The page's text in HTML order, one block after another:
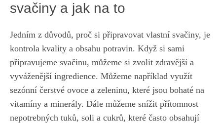
svačiny a jak na to
Jedním z důvodů, proč si připravovat vlastní svačiny, je
kontrola kvality a obsahu potravin. Když si sami
připravujeme svačinu, můžeme si zvolit zdravější a
vyváženější ingredience. Můžeme například využít
sezónní čerstvé ovoce a zeleninu, které jsou bohaté na
vitamíny a minerály. Dále můžeme snížit přítomnost
nepotrebných tuků, soli a cukrů, které často obsahují